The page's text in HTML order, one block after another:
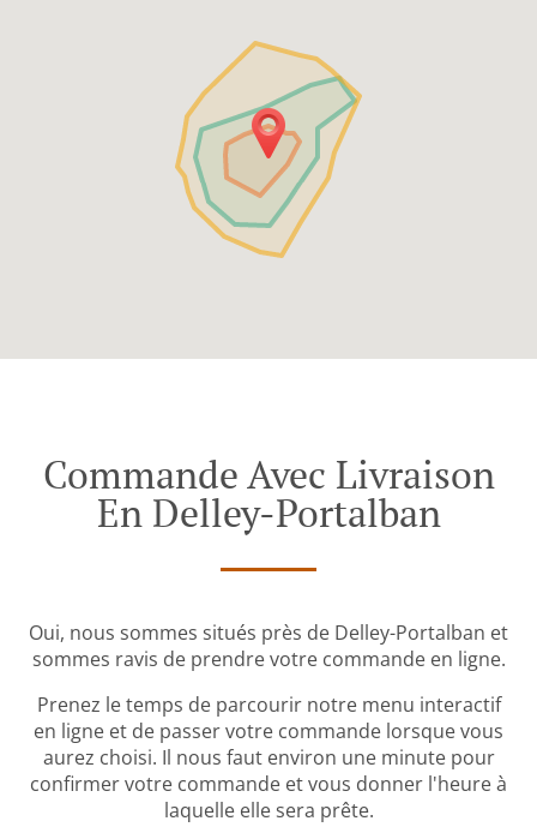
Commande Avec Livraison
En Delley-Portalban
Oui, nous sommes situés près de Delley-Portalban et
sommes ravis de prendre votre commande en ligne.
Prenez le temps de parcourir notre menu interactif
en ligne et de passer votre commande lorsque vous
aurez choisi. Il nous faut environ une minute pour
confirmer votre commande et vous donner l'heure à
laquelle elle sera prête.